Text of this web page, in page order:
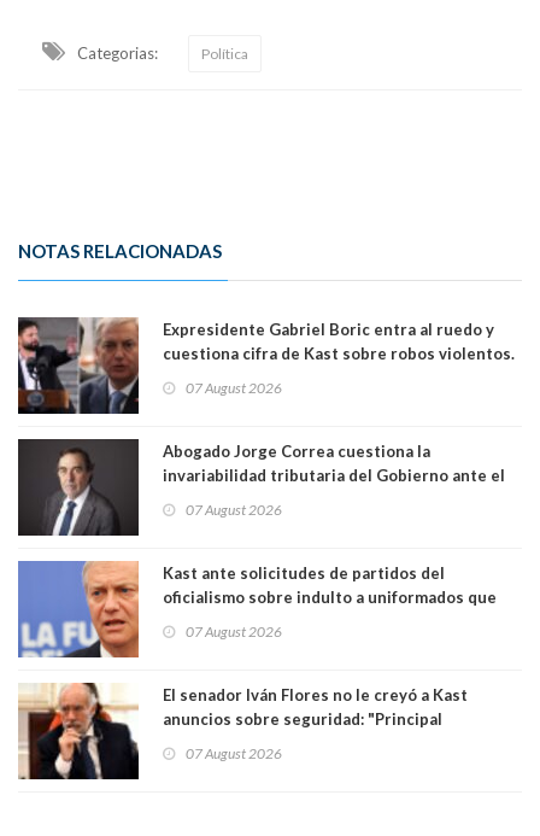
Categorias: Política
NOTAS RELACIONADAS
Expresidente Gabriel Boric entra al ruedo y
cuestiona cifra de Kast sobre robos violentos.
07 August 2026
Abogado Jorge Correa cuestiona la
invariabilidad tributaria del Gobierno ante el
democracia” y "defendemos la alternancia en el
07 August 2026
Kast ante solicitudes de partidos del
oficialismo sobre indulto a uniformados que
07 August 2026
El senador Iván Flores no le creyó a Kast
anuncios sobre seguridad: "Principal
perseguir ruta del dinero y levantar secreto
07 August 2026